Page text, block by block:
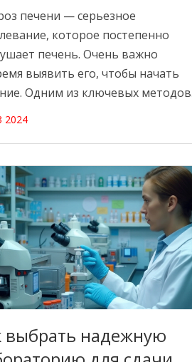
печени — серьезное
которое постепенно
печень. Очень важно
выявить его, чтобы начать
Одним из ключевых методов
на наличие цирроза
интерпретировать
этих анализов.
2024
выбрать надежную